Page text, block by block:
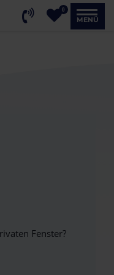
0
MENÜ
Fenster?